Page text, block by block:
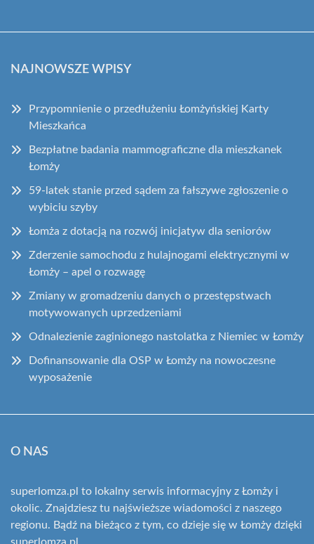
NAJNOWSZE WPISY
Przypomnienie o przedłużeniu Łomżyńskiej Karty
Mieszkańca
Bezpłatne badania mammograficzne dla mieszkanek
Łomży
59-latek stanie przed sądem za fałszywe zgłoszenie o
wybiciu szyby
Łomża z dotacją na rozwój inicjatyw dla seniorów
Zderzenie samochodu z hulajnogami elektrycznymi w
Łomży – apel o rozwagę
Zmiany w gromadzeniu danych o przestępstwach
motywowanych uprzedzeniami
Odnalezienie zaginionego nastolatka z Niemiec w Łomży
Dofinansowanie dla OSP w Łomży na nowoczesne
wyposażenie
O NAS
superlomza.pl to lokalny serwis informacyjny z Łomży i
okolic. Znajdziesz tu najświeższe wiadomości z naszego
regionu. Bądź na bieżąco z tym, co dzieje się w Łomży dzięki
superlomza.pl.